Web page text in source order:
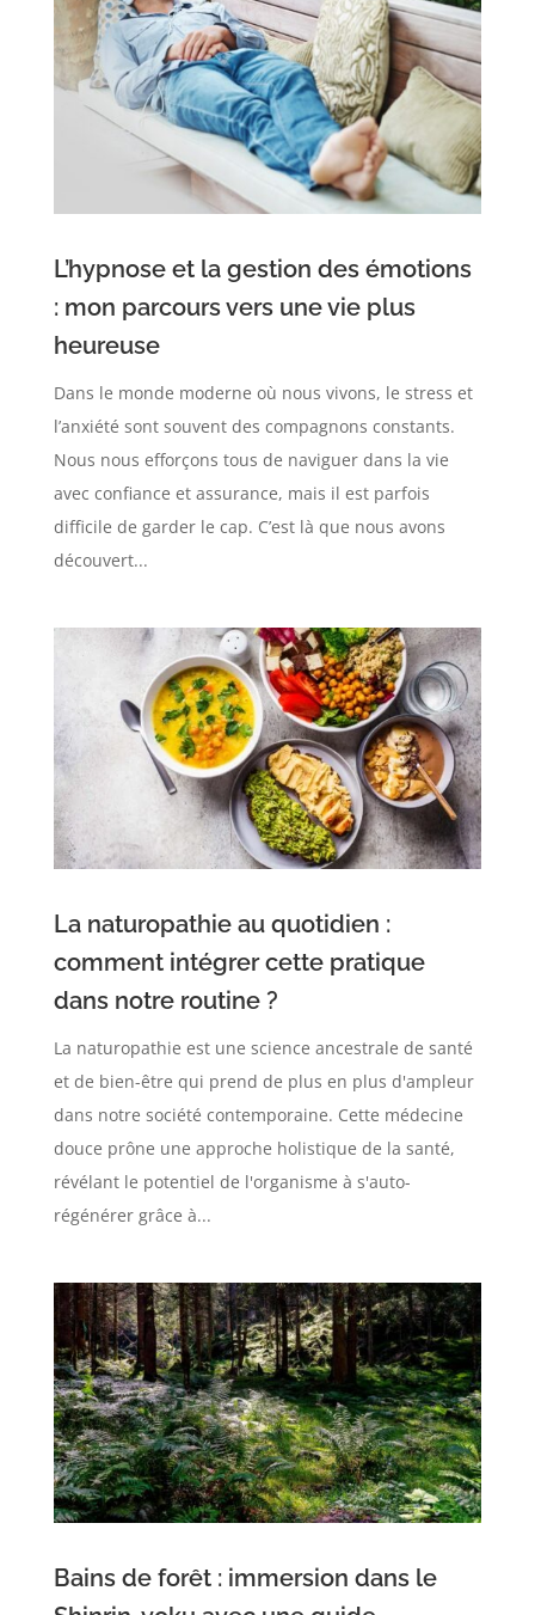
L’hypnose et la gestion des émotions
: mon parcours vers une vie plus
heureuse
Dans le monde moderne où nous vivons, le stress et
l’anxiété sont souvent des compagnons constants.
Nous nous efforçons tous de naviguer dans la vie
avec confiance et assurance, mais il est parfois
difficile de garder le cap. C’est là que nous avons
découvert...
La naturopathie au quotidien :
comment intégrer cette pratique
dans notre routine ?
La naturopathie est une science ancestrale de santé
et de bien-être qui prend de plus en plus d'ampleur
dans notre société contemporaine. Cette médecine
douce prône une approche holistique de la santé,
révélant le potentiel de l'organisme à s'auto-
régénérer grâce à...
Bains de forêt : immersion dans le